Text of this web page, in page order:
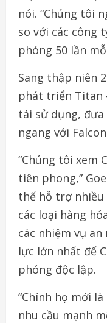
nói. “Chúng tôi
so với các công
phóng 50 lần
Sang thập niên
phát triển Titan
tái sử dụng, đưa
ngang với
“Chúng tôi xem
tiên phong,”
thể hỗ trợ nhiều
các loại hàng
các nhiệm vụ
lực lớn nhất để
phóng độc lập.
“Chính họ mới
nhu cầu mạnh